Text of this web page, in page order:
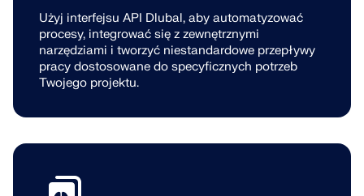
Użyj interfejsu API Dlubal, aby automatyzować
procesy, integrować się z zewnętrznymi
narzędziami i tworzyć niestandardowe przepływy
pracy dostosowane do specyficznych potrzeb
Twojego projektu.